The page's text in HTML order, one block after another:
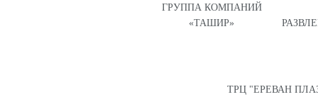
ГРУППА КОМПАНИЙ
«ТАШИР»
ТРЦ "ЕРЕВАН